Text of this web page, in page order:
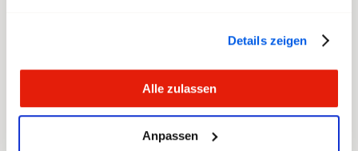
Details zeigen
Alle zulassen
Anpassen
Wettbewerbskommission (Weko) diese
untersagte der Post die Übernahme und
begründete dies damit, dass der Wettbewerb im
Schweizer Postmarkt eingeschränkt würde.